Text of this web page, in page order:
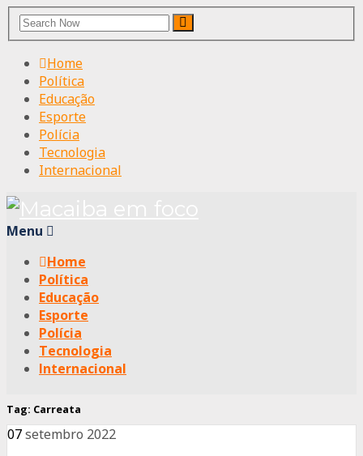
Search
for:
Search
Home
Política
Educação
Esporte
Polícia
Tecnologia
Internacional
Menu
Home
Política
Educação
Esporte
Polícia
Tecnologia
Internacional
Tag: Carreata
07setembro 2022